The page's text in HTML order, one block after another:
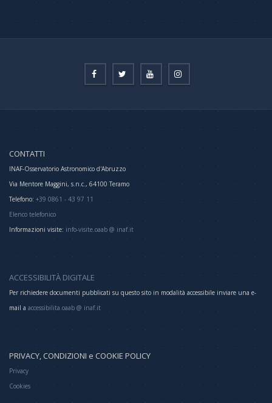
CONTATTI
INAF-Osservatorio Astronomico d'Abruzzo
Via Mentore Maggini, s.n.c., 64100 Teramo
Telefono: +39 0861 - 43 97 11
Elenco telefonico
Informazioni visite: info-visite.oaab @ inaf.it
ACCESSIBILITÀ DIGITALE
Per richiedere documenti pubblicati su questo sito in modalità accessibile inviare una e-
mail a accessibilita.oaab @ inaf.it
PRIVACY, CONDIZIONI e COOKIE POLICY
Privacy
Cookies